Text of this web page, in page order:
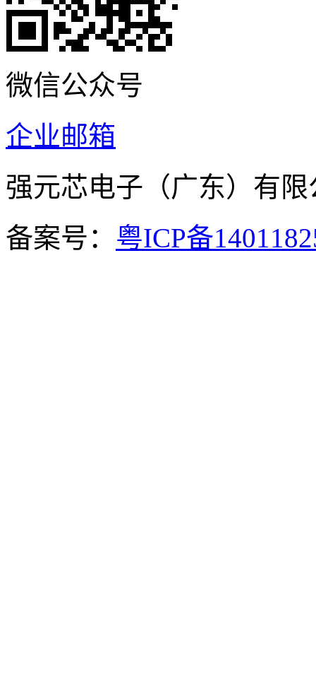
微信公众号
企业邮箱
强元芯电子（广东）
备案号： 粤ICP备